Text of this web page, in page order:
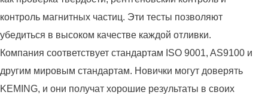
контроль магнитных частиц. Эти тесты позволяют
убедиться в высоком качестве каждой отливки.
Компания соответствует стандартам ISO 9001, AS9100 и
другим мировым стандартам. Новички могут доверять
KEMING, и они получат хорошие результаты в своих